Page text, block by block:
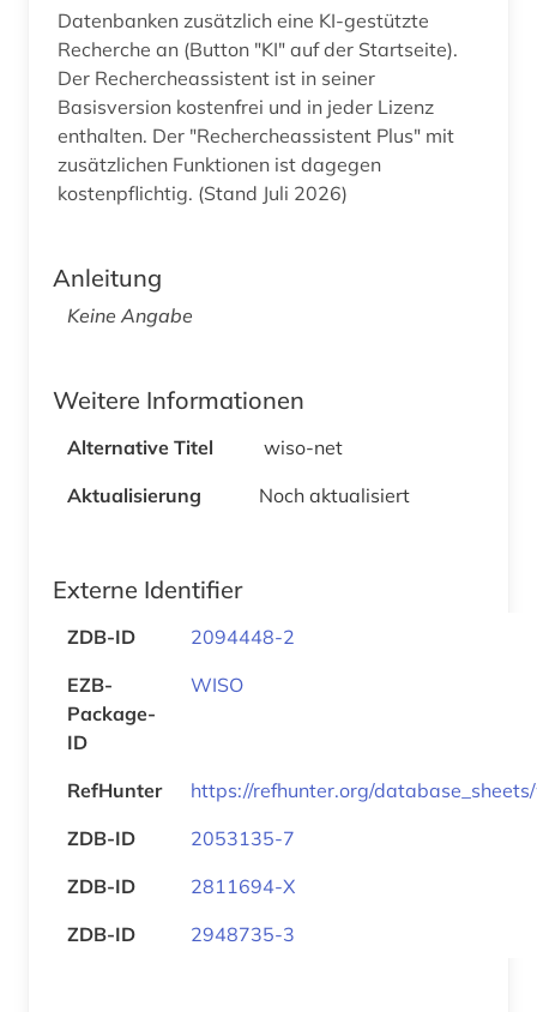
Datenbanken zusätzlich eine KI-gestützte
Recherche an (Button "KI" auf der Startseite).
Der Rechercheassistent ist in seiner
Basisversion kostenfrei und in jeder Lizenz
enthalten. Der "Rechercheassistent Plus" mit
zusätzlichen Funktionen ist dagegen
kostenpflichtig. (Stand Juli 2026)
Anleitung
Keine Angabe
Weitere Informationen
Alternative Titel
wiso-net
Aktualisierung
Noch aktualisiert
Externe Identifier
ZDB-ID
2094448-2
EZB-
Package-
ID
WISO
RefHunter
https://refhunter.org/
ZDB-ID
2053135-7
ZDB-ID
2811694-X
ZDB-ID
2948735-3